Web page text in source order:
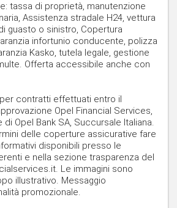
tassa di proprietà, manutenzione
Assistenza stradale H24, vettura
guasto o sinistro, Copertura
infortunio conducente, polizza
Kasko, tutela legale, gestione
Offerta accessibile anche con
contratti effettuati entro il
Opel Financial Services,
Opel Bank SA, Succursale Italiana.
delle coperture assicurative fare
disponibili presso le
e nella sezione trasparenza del
Le immagini sono
illustrativo. Messaggio
promozionale.